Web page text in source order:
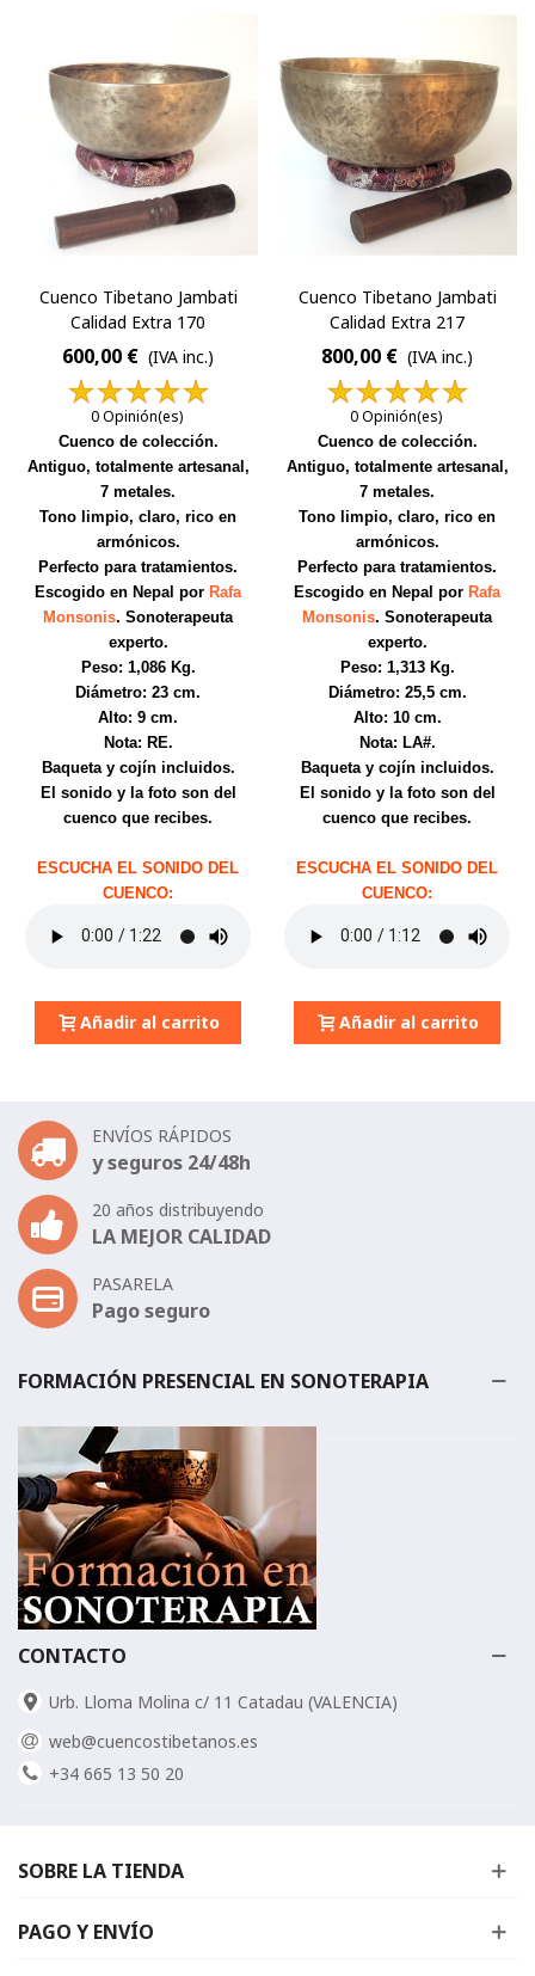
Cuenco Tibetano Jambati
Calidad Extra 170
600,00 € (IVA inc.)
0 Opinión(es)
Cuenco de colección.
Antiguo, totalmente artesanal,
7 metales.
Tono limpio, claro, rico en
armónicos.
Perfecto para tratamientos.
Escogido en Nepal por Rafa
Monsonis. Sonoterapeuta
experto.
Peso: 1,086 Kg.
Diámetro: 23 cm.
Alto: 9 cm.
Nota: RE.
Baqueta y cojín incluidos.
El sonido y la foto son del
cuenco que recibes.
ESCUCHA EL SONIDO DEL
CUENCO:
Añadir al carrito
Cuenco Tibetano Jambati
Calidad Extra 217
800,00 € (IVA inc.)
0 Opinión(es)
Cuenco de colección.
Antiguo, totalmente artesanal,
7 metales.
Tono limpio, claro, rico en
armónicos.
Perfecto para tratamientos.
Escogido en Nepal por Rafa
Monsonis. Sonoterapeuta
experto.
Peso: 1,313 Kg.
Diámetro: 25,5 cm.
Alto: 10 cm.
Nota: LA#.
Baqueta y cojín incluidos.
El sonido y la foto son del
cuenco que recibes.
ESCUCHA EL SONIDO DEL
CUENCO:
Añadir al carrito
ENVÍOS RÁPIDOS
y seguros 24/48h
20 años distribuyendo
LA MEJOR CALIDAD
PASARELA
Pago seguro
FORMACIÓN PRESENCIAL EN SONOTERAPIA
CONTACTO
Urb. Lloma Molina c/ 11 Catadau (VALENCIA)
web@cuencostibetanos.es
+34 665 13 50 20
SOBRE LA TIENDA
PAGO Y ENVÍO